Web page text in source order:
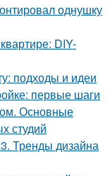
однушку
DIY-
подходы и идеи
первые шаги
Основные
студий
Тренды дизайна